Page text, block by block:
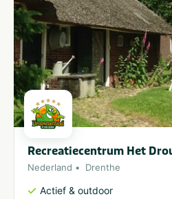
Recreatiecentrum Het
Nederland Drenthe
Actief & outdoor